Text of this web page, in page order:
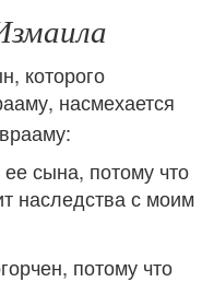
которого
насмехается
сына, потому что
наследства с моим
потому что